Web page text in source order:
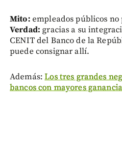
Mito: empleados públicos
Verdad: gracias a su
CENIT del Banco de la
puede consignar allí.
Además:Los tres grandes
bancos con mayores